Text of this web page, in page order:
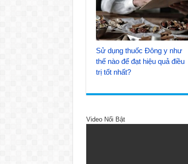
Sử dụng thuốc Đông y như
thế nào để đạt hiệu quả điều
trị tốt nhất?
Video Nổi Bật